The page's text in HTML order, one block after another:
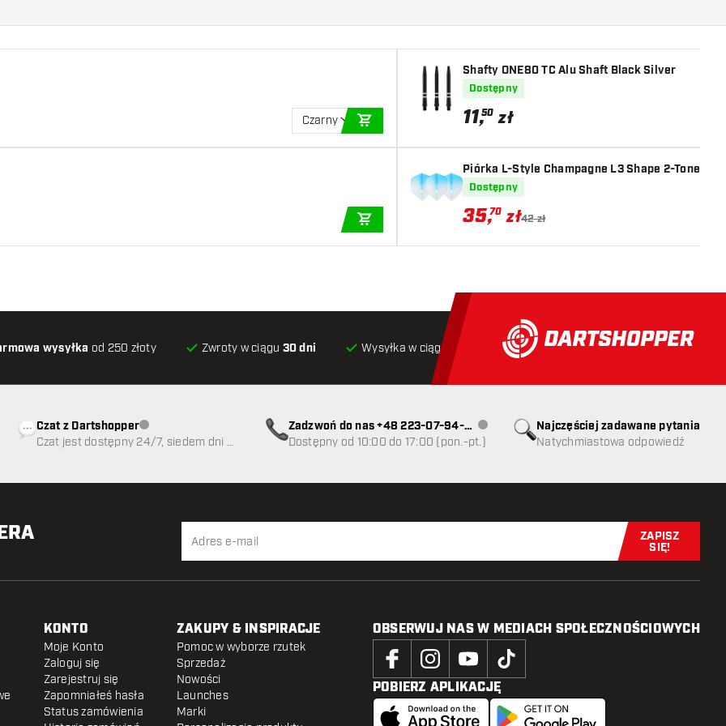
Czarny
DODAJ DO KOSZYKA
Shafty ONE80 TC Alu Shaft Black Silver
Dostępny
11,50 zł
Piórka L-Style Champagne L3 Shape 2-Tone
Dostępny
35,70 zł42 zł
wysyłka od 250 złoty Zwroty w ciągu 30 dni Wysyłka w ciągu 24 godzin Darmowa wysyłka od 250 złoty
Najczęściej zadawane pytania
Natychmiastowa odpowiedź
Czat z DartshopperObsługa klienta niedostępna
Czat jest dostępny 24/7, siedem dni w
Zadzwoń do nas +48 223-07-94-
89
Obsługa klienta niedostępna
Dostępny od 10:00 do 17:00 (pon.-pt.)
Zapisz się
ZAPISZ
SIĘ!
KONTO
Moje Konto
Zaloguj się
Zarejestruj się
Zapomniałeś hasła
Status zamówienia
ZAKUPY & INSPIRACJE
Pomoc w wyborze rzutek
Sprzedaż
Nowości
Launches
Marki
OBSERWUJ NAS W MEDIACH SPOŁECZNOŚCIOWYCH
POBIERZ APLIKACJĘ